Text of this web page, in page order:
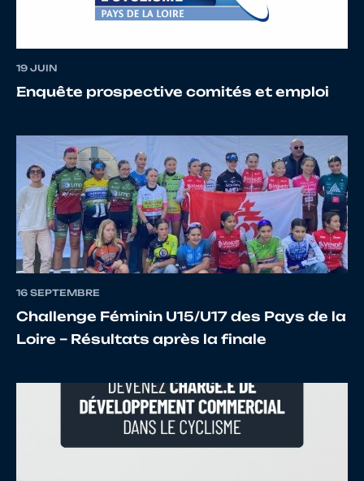
19 JUIN
Enquête prospective comités et emploi
16 SEPTEMBRE
Challenge Féminin U15/U17 des Pays de la
Loire – Résultats après la finale